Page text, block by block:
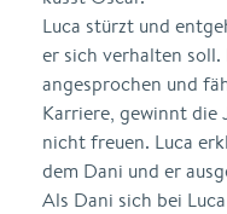
Luca stürzt und
er sich verhalten
angesprochen und
Karriere, gewinnt die
nicht freuen. Luca
dem Dani und er
Als Dani sich bei